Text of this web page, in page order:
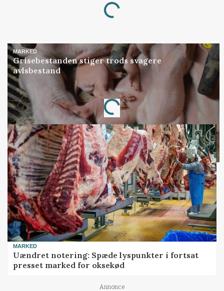
Loading...
MARKED
Grisebestanden stiger trods svagere
avlsbestand
Annonce
Loading...
MARKED
Uændret notering: Spæde lyspunkter i fortsat
presset marked for oksekød
Annonce